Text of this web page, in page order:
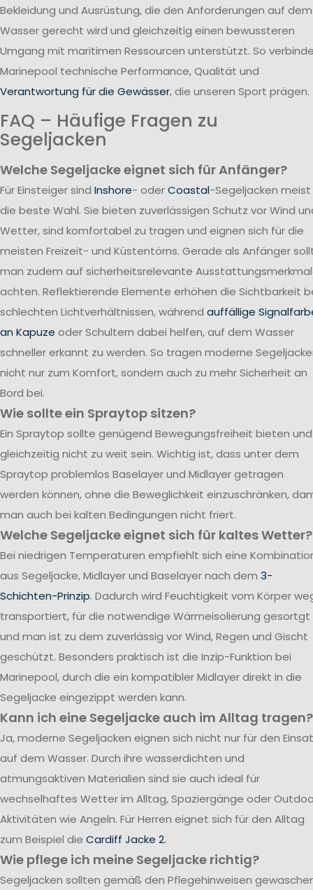
Bekleidung und Ausrüstung, die den Anforderungen auf dem
Wasser gerecht wird und gleichzeitig einen bewussteren
Umgang mit maritimen Ressourcen unterstützt. So
Marinepool technische Performance, Qualität und
Verantwortung für die Gewässer, die unseren Sport prägen.
FAQ – Häufige Fragen zu
Segeljacken
Welche Segeljacke eignet sich für Anfänger?
Für Einsteiger sind Inshore- oderCoastal-Segeljacken meist
die beste Wahl. Sie bieten zuverlässigen Schutz vor Wind
Wetter, sind komfortabel zu tragen und eignen sich für die
meisten Freizeit- und Küstentörns. Gerade als Anfänger
man zudem auf sicherheitsrelevante
achten. Reflektierende Elemente erhöhen die Sichtbarkeit
schlechten Lichtverhältnissen, während auffällige
an Kapuze oder Schultern dabei helfen, auf dem Wasser
schneller erkannt zu werden. So tragen moderne
nicht nur zum Komfort, sondern auch zu mehr Sicherheit an
Bord bei.
Wie sollte ein Spraytop sitzen?
Ein Spraytop sollte genügend Bewegungsfreiheit bieten und
gleichzeitig nicht zu weit sein. Wichtig ist, dass unter dem
Spraytop problemlos Baselayer und Midlayer getragen
werden können, ohne die Beweglichkeit einzuschränken,
man auch bei kalten Bedingungen nicht friert.
Welche Segeljacke eignet sich für kaltes Wetter?
Bei niedrigen Temperaturen empfiehlt sich eine
aus Segeljacke, Midlayer und Baselayer nach dem 3-
Schichten-Prinzip. Dadurch wird Feuchtigkeit vom Körper
transportiert, für die notwendige Wärmeisolierung gesortgt
und man ist zu dem zuverlässig vor Wind, Regen und Gischt
geschützt. Besonders praktisch ist die Inzip-Funktion bei
Marinepool, durch die ein kompatibler Midlayer direkt in die
Segeljacke eingezippt werden kann.
Kann ich eine Segeljacke auch im Alltag tragen?
Ja, moderne Segeljacken eignen sich nicht nur für den
auf dem Wasser. Durch ihre wasserdichten und
atmungsaktiven Materialien sind sie auch ideal für
wechselhaftes Wetter im Alltag, Spaziergänge oder
Aktivitäten wie Angeln. Für Herren eignet sich für den Alltag
zum Beispiel die Cardiff Jacke 2.
Wie pflege ich meine Segeljacke richtig?
Segeljacken sollten gemäß den Pflegehinweisen